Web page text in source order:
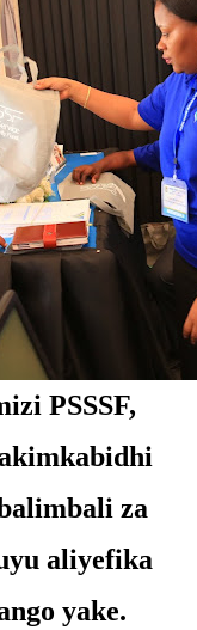
PSSSF,
za
aliyefika
yake.